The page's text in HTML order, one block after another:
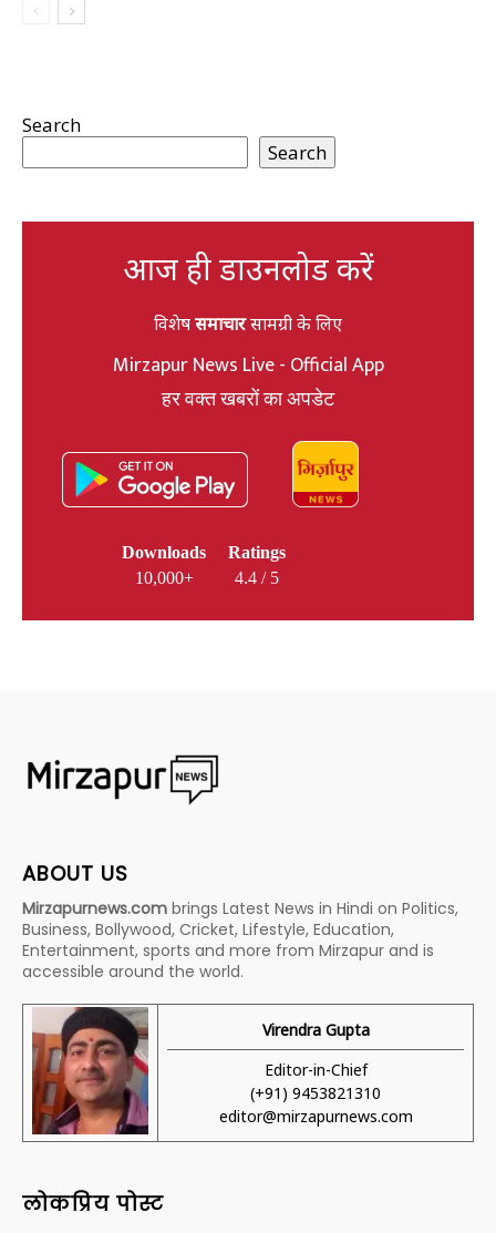
Search
Search
आज ही डाउनलोड करें
विशेषसमाचारसामग्री के लिए
Mirzapur News Live - Official App
हर वक्त खबरों का अपडेट
Downloads
10,000+
Ratings
4.4 / 5
ABOUT US
Mirzapurnews.com brings Latest News in Hindi on Politics,
Business, Bollywood, Cricket, Lifestyle, Education,
Entertainment, sports and more from Mirzapur and is
accessible around the world.
Virendra Gupta
Editor-in-Chief
(+91) 9453821310
editor@mirzapurnews.com
लोकप्रिय पोस्ट